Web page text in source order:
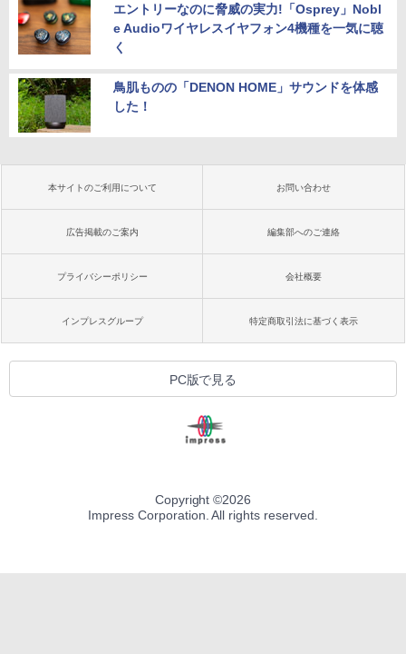
エントリーなのに脅威の実力!「Osprey」Nobl
e Audioワイヤレスイヤフォン4機種を一気に聴
く
鳥肌ものの「DENON HOME」サウンドを体感
した！
本サイトのご利用について お問い合わせ
広告掲載のご案内 編集部へのご連絡
プライバシーポリシー 会社概要
インプレスグループ 特定商取引法に基づく表示
PC版で見る
Copyright ©2026
Impress Corporation. All rights reserved.